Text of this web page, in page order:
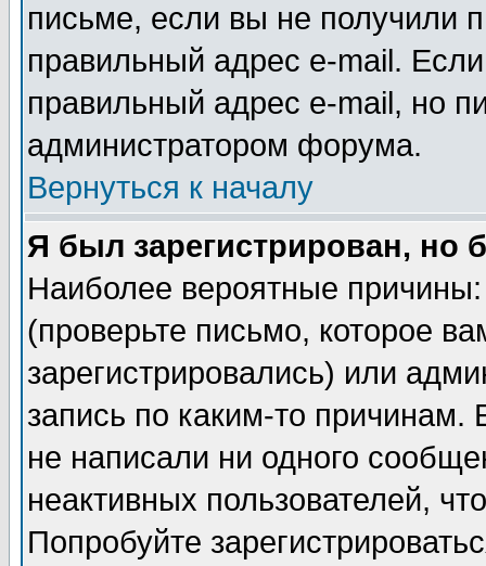
письме, если вы не получили
правильный адрес e-mail.
правильный адрес e-mail, но
администратором форума.
Вернуться к началу
Я был зарегистрирован, но
Наиболее вероятные
(проверьте письмо, которое
зарегистрировались) или
запись по каким-то
не написали ни одного
неактивных пользователей,
Попробуйте